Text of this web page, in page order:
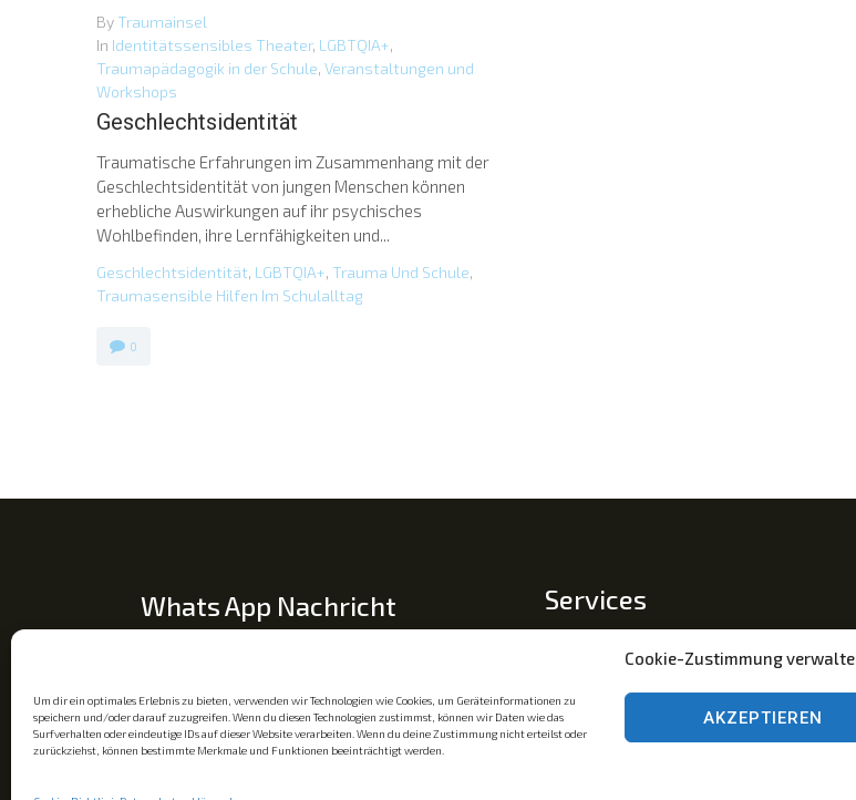
Cookie-Zustimmung
Um dir ein optimales Erlebnis zu bieten, verwenden wir Technologien wie Cookies, um Geräteinformationen zu
speichern und/oder darauf zuzugreifen. Wenn du diesen Technologien zustimmst, können wir Daten wie das
Surfverhalten oder eindeutige IDs auf dieser Website verarbeiten. Wenn du deine Zustimmung nicht erteilst oder
zurückziehst, können bestimmte Merkmale und Funktionen beeinträchtigt werden.
AKZEPTIEREN
By Traumainsel
In Identitätssensibles Theater, LGBTQIA+,
Traumapädagogik in der Schule, Veranstaltungen und
Workshops
Geschlechtsidentität
Traumatische Erfahrungen im Zusammenhang mit der
Geschlechtsidentität von jungen Menschen können
erhebliche Auswirkungen auf ihr psychisches
Wohlbefinden, ihre Lernfähigkeiten und...
Geschlechtsidentität, LGBTQIA+, Trauma Und Schule,
Traumasensible Hilfen Im Schulalltag
0
Whats App Nachricht Services
Impressum
Datenschutz
Cookie-Richtlinie (EU)